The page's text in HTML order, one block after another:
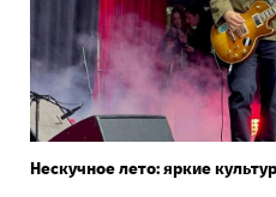
Нескучное лето: яркие